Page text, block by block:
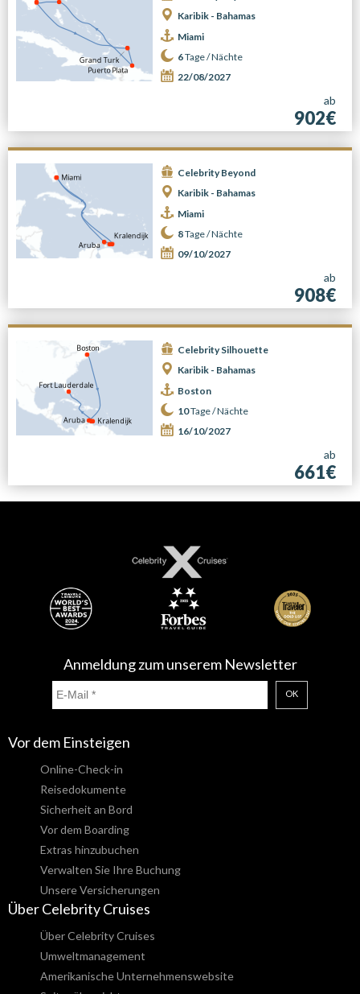
Karibik - Bahamas
Miami
6Tage /Nächte
22/08/2027
ab
902€
Celebrity Beyond
Karibik - Bahamas
Miami
8Tage /Nächte
09/10/2027
ab
908€
Celebrity Silhouette
Karibik - Bahamas
Boston
10Tage /Nächte
16/10/2027
ab
661€
Anmeldung zum unserem Newsletter
OK
Vor dem Einsteigen
Online-Check-in
Reisedokumente
Sicherheit an Bord
Vor dem Boarding
Extras hinzubuchen
Verwalten Sie Ihre Buchung
Unsere Versicherungen
Über Celebrity Cruises
Über Celebrity Cruises
Umweltmanagement
Amerikanische Unternehmenswebsite